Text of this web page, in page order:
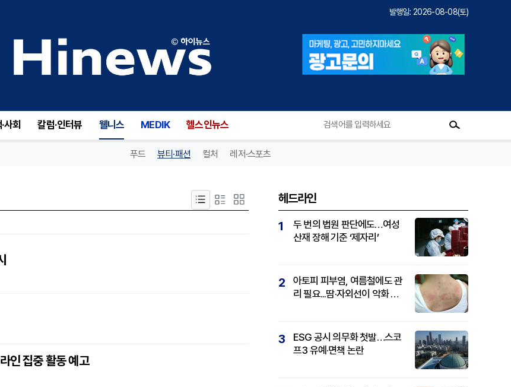
발행일: 2026-08-08(토)
사회 칼럼·인터뷰 웰니스 MEDIK 헬스인뉴스
푸드 뷰티·패션 컬처 레저·스포츠
인 집중 활동 예고
헤드라인
1
두 번의 법원 판단에도…여성
산재 장해 기준 ‘제자리’
2
아토피 피부염, 여름철에도 관
리 필요...땀·자외선이 악화 요
3
ESG 공시 의무화 첫발…스코
프3 유예·면책 논란